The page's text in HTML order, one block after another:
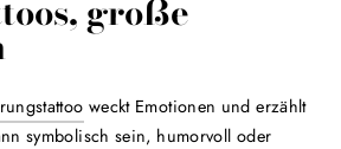
große
weckt Emotionen und erzählt
symbolisch sein, humorvoll oder